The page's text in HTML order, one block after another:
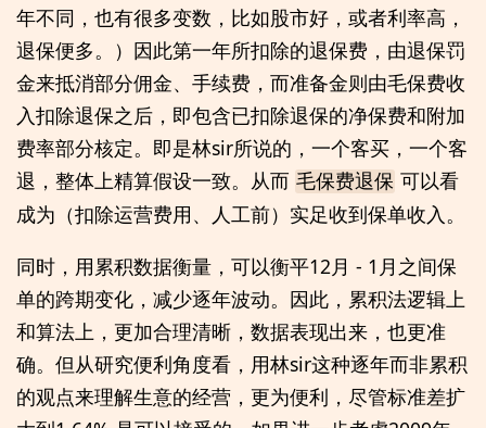
年不同，也有很多变数，比如股市好，或者利率高，
退保便多。）因此第一年所扣除的退保费，由退保罚
金来抵消部分佣金、手续费，而准备金则由毛保费收
入扣除退保之后，即包含已扣除退保的净保费和附加
费率部分核定。即是林sir所说的，一个客买，一个客
退，整体上精算假设一致。从而 毛保费退保 可以看
成为（扣除运营费用、人工前）实足收到保单收入。
同时，用累积数据衡量，可以衡平12月 - 1月之间保
单的跨期变化，减少逐年波动。因此，累积法逻辑上
和算法上，更加合理清晰，数据表现出来，也更准
确。但从研究便利角度看，用林sir这种逐年而非累积
的观点来理解生意的经营，更为便利，尽管标准差扩